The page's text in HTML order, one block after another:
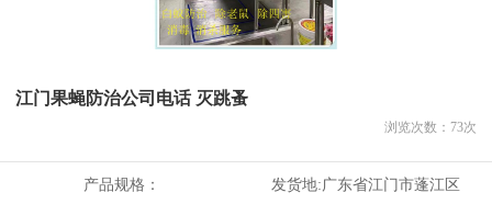
江门果蝇防治公司电话 灭跳蚤
浏览次数： 73次
产品规格： 发货地:广东省江门市蓬江区